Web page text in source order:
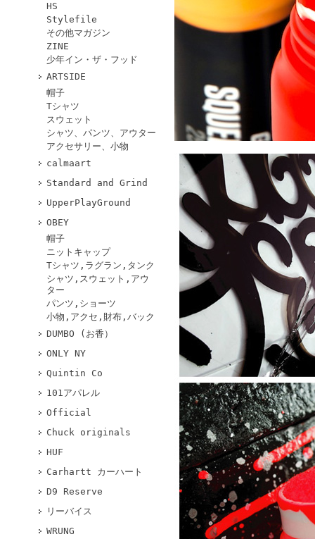
HS
Stylefile
その他マガジン
ZINE
少年イン・ザ・フッド
ARTSIDE
帽子
Tシャツ
スウェット
シャツ、パンツ、アウター
アクセサリー、小物
calmaart
Standard and Grind
UpperPlayGround
OBEY
帽子
ニットキャップ
Tシャツ,ラグラン,タンク
シャツ,スウェット,アウ
ター
パンツ,ショーツ
小物,アクセ,財布,バック
DUMBO (お香）
ONLY NY
Quintin Co
101アパレル
Official
Chuck originals
HUF
Carhartt カーハート
D9 Reserve
リーバイス
WRUNG